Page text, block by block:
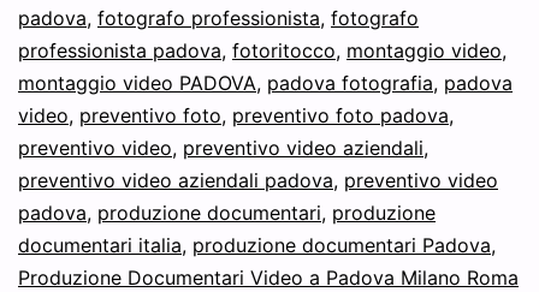
di
produzione
documentari
?
padova, fotografo professionista, fotografo
professionista padova, fotoritocco, montaggio video,
montaggio video PADOVA, padova fotografia, padova
video, preventivo foto, preventivo foto padova,
preventivo video, preventivo video aziendali,
preventivo video aziendali padova, preventivo video
padova, produzione documentari, produzione
documentari italia, produzione documentari Padova,
Produzione Documentari Video a Padova Milano Roma